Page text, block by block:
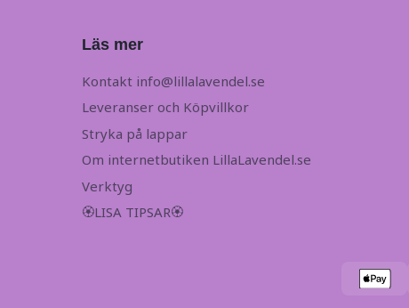
Läs mer
Kontakt info@lillalavendel.se
Leveranser och Köpvillkor
Stryka på lappar
Om internetbutiken LillaLavendel.se
Verktyg
🏵LISA TIPSAR🏵